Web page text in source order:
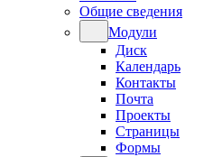
Общие сведения
Модули
Диск
Календарь
Контакты
Почта
Проекты
Страницы
Формы